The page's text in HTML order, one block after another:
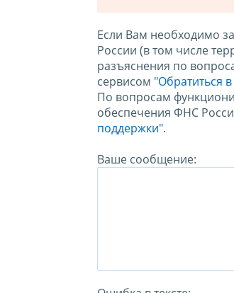
Если Вам необходимо
России (в том числе
разъяснения по
сервисом "Обратиться
По вопросам
обеспечения ФНС
поддержки".
Ваше сообщение: